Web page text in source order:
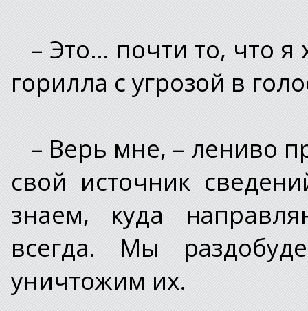
– Это… почти то, что я
горилла с угрозой в
– Верь мне, – лениво
свой источник
знаем, куда
всегда. Мы
уничтожим их.